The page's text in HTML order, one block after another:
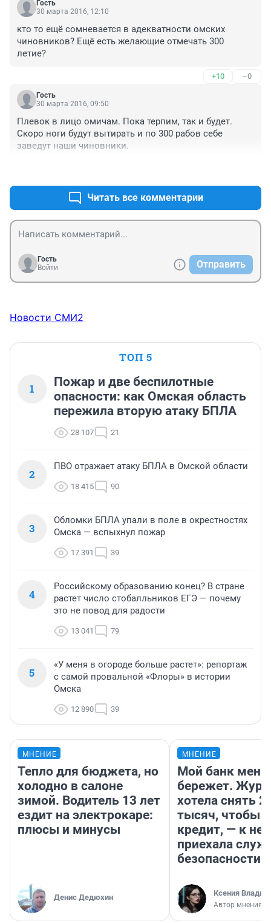
Гость
30 марта 2016, 12:10
кто то ещё сомневается в адекватности омских
чиновников? Ещё есть желающие отмечать 300
летие?
+10 –0
Гость
30 марта 2016, 09:50
Плевок в лицо омичам. Пока терпим, так и будет.
Скоро ноги будут вытирать и по 300 рабов себе
заведут наши чиновники.
Читать все комментарии
Гость
Войти
Отправить
Новости СМИ2
ТОП 5
1
Пожар и две беспилотные
опасности: как Омская область
пережила вторую атаку БПЛА
28 107 21
2
ПВО отражает атаку БПЛА в Омской области
18 415 90
3
Обломки БПЛА упали в поле в окрестностях
Омска — вспыхнул пожар
17 391 39
4
Российскому образованию конец? В стране
растет число стобалльников ЕГЭ — почему
это не повод для радости
13 041 79
5
«У меня в огороде больше растет»: репортаж
с самой провальной «Флоры» в истории
Омска
12 890 39
МНЕНИЕ
Тепло для бюджета, но
холодно в салоне
зимой. Водитель 13 лет
ездит на электрокаре:
плюсы и минусы
Денис Дедюхин
МНЕНИЕ
Мой банк меня
бережет.
хотела снять
тысяч, чтобы
кредит, — к
приехала
безопасности
Ксения
Автор мнения